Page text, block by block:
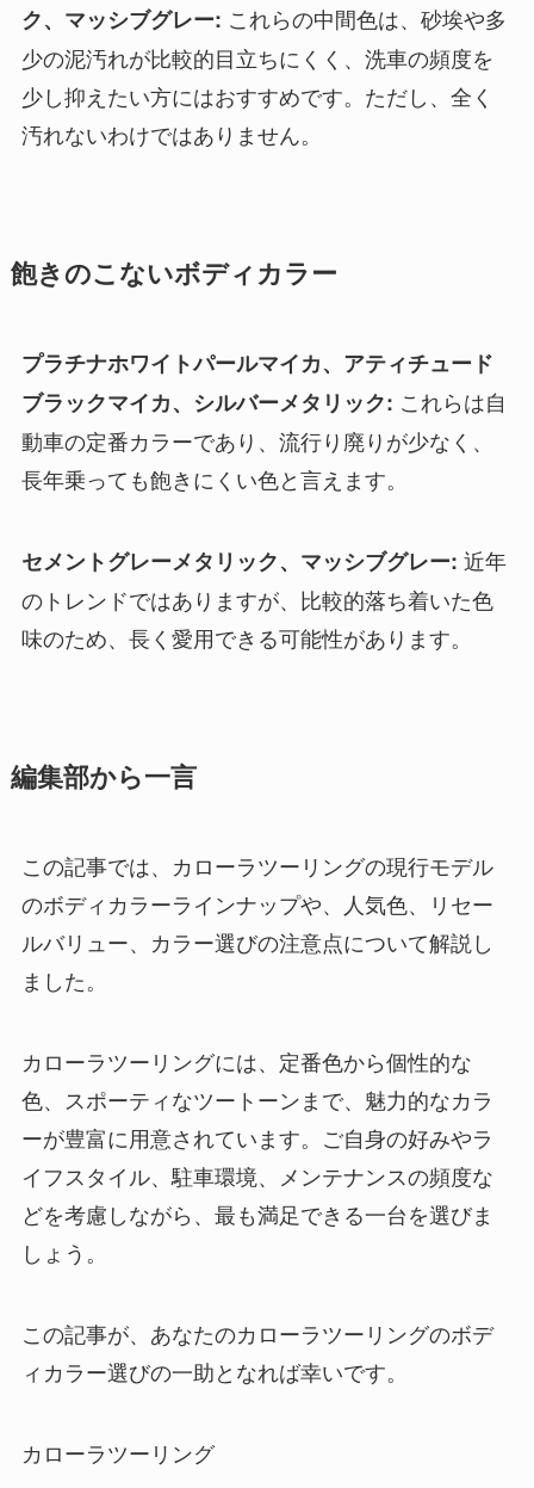
ク、マッシブグレー: これらの中間色は、砂埃や多
少の泥汚れが比較的目立ちにくく、洗車の頻度を
少し抑えたい方にはおすすめです。ただし、全く
汚れないわけではありません。
飽きのこないボディカラー
プラチナホワイトパールマイカ、アティチュード
ブラックマイカ、シルバーメタリック: これらは自
動車の定番カラーであり、流行り廃りが少なく、
長年乗っても飽きにくい色と言えます。
セメントグレーメタリック、マッシブグレー: 近年
のトレンドではありますが、比較的落ち着いた色
味のため、長く愛用できる可能性があります。
編集部から一言
この記事では、カローラツーリングの現行モデル
のボディカラーラインナップや、人気色、リセー
ルバリュー、カラー選びの注意点について解説し
ました。
カローラツーリングには、定番色から個性的な
色、スポーティなツートーンまで、魅力的なカラ
ーが豊富に用意されています。ご自身の好みやラ
イフスタイル、駐車環境、メンテナンスの頻度な
どを考慮しながら、最も満足できる一台を選びま
しょう。
この記事が、あなたのカローラツーリングのボデ
ィカラー選びの一助となれば幸いです。
カローラツーリング